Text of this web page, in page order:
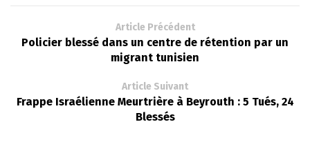
Article Précédent
Policier blessé dans un centre de rétention par un
migrant tunisien
Article Suivant
Frappe Israélienne Meurtrière à Beyrouth : 5 Tués, 24
Blessés